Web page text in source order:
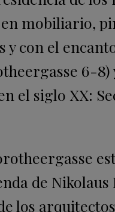
mobiliario,
con el
6-
el siglo XX:
de
los